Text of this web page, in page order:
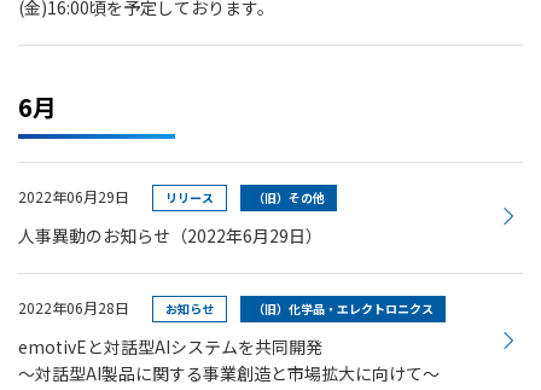
(金)16:00頃を予定しております。
6月
2022年06月29日 リリース （旧）その他
人事異動のお知らせ（2022年6月29日）
2022年06月28日 お知らせ （旧）化学品・エレクトロニクス
emotivEと対話型AIシステムを共同開発
～対話型AI製品に関する事業創造と市場拡大に向けて～